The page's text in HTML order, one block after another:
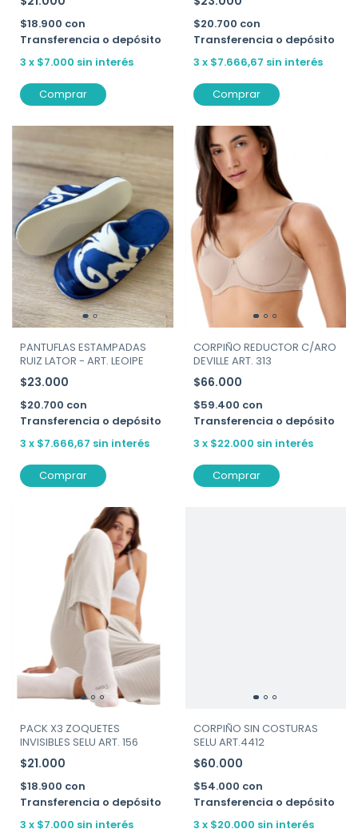
$18.900 con
Transferencia o depósito
3 x $7.000 sin interés
Comprar
$20.700 con
Transferencia o depósito
3 x $7.666,67 sin interés
Comprar
PANTUFLAS ESTAMPADAS
RUIZ LATOR - ART. LEOIPE
$23.000
$20.700 con
Transferencia o depósito
3 x $7.666,67 sin interés
Comprar
CORPIÑO REDUCTOR C/ARO
DEVILLE ART. 313
$66.000
$59.400 con
Transferencia o depósito
3 x $22.000 sin interés
Comprar
PACK X3 ZOQUETES
INVISIBLES SELU ART. 156
$21.000
$18.900 con
Transferencia o depósito
3 x $7.000 sin interés
CORPIÑO SIN COSTURAS
SELU ART.4412
$60.000
$54.000 con
Transferencia o depósito
3 x $20.000 sin interés